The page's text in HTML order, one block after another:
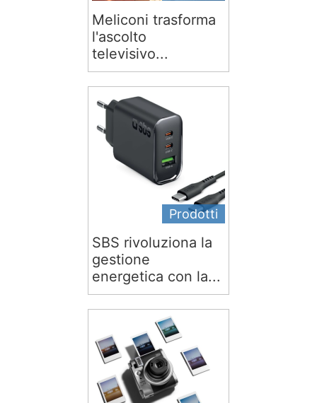
Meliconi trasforma
l'ascolto
televisivo...
Prodotti
SBS rivoluziona la
gestione
energetica con la...